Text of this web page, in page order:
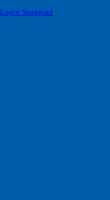
Login Spaggiari